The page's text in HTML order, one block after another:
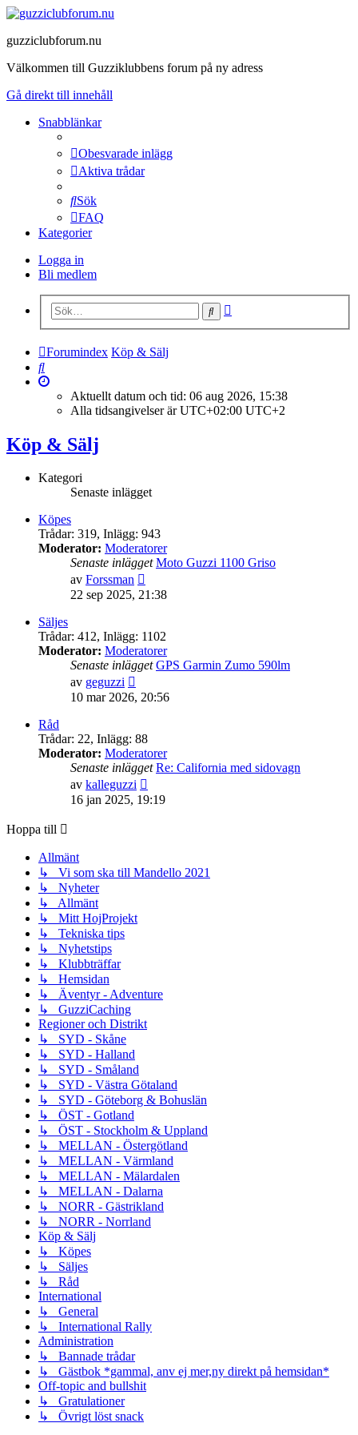
guzziclubforum.nu
Välkommen till Guzziklubbens forum på ny adress
Gå direkt till innehåll
Snabblänkar
Obesvarade inlägg
Aktiva trådar
Sök
FAQ
Kategorier
Logga in
Bli medlem
Sök
Forumindex Köp & Sälj
Sök
Aktuellt datum och tid: 06 aug 2026, 15:38
Alla tidsangivelser är UTC+02:00 UTC+2
Köp & Sälj
Kategori
Senaste inlägget
Köpes
Trådar: 319, Inlägg: 943
Moderator: Moderatorer
Senaste inlägget Moto Guzzi 1100 Griso
av Forssman
till
inlägget
22 sep 2025, 21:38
Säljes
Trådar: 412, Inlägg: 1102
Moderator: Moderatorer
Senaste inlägget GPS Garmin Zumo 590lm
av geguzzi
till
det
inlägget
10 mar 2026, 20:56
Råd
Trådar: 22, Inlägg: 88
Moderator: Moderatorer
Senaste inlägget Re: California med sidovagn
av kalleguzzi
till
16 jan 2025, 19:19
Hoppa till
Allmänt
↳ Vi som ska till Mandello 2021
↳ Nyheter
↳ Allmänt
↳ Mitt HojProjekt
↳ Tekniska tips
↳ Nyhetstips
↳ Klubbträffar
↳ Hemsidan
↳ Äventyr - Adventure
↳ GuzziCaching
Regioner och Distrikt
↳ SYD - Skåne
↳ SYD - Halland
↳ SYD - Småland
↳ SYD - Västra Götaland
↳ SYD - Göteborg & Bohuslän
↳ ÖST - Gotland
↳ ÖST - Stockholm & Uppland
↳ MELLAN - Östergötland
↳ MELLAN - Värmland
↳ MELLAN - Mälardalen
↳ MELLAN - Dalarna
↳ NORR - Gästrikland
↳ NORR - Norrland
Köp & Sälj
↳ Köpes
↳ Säljes
↳ Råd
International
↳ General
↳ International Rally
Administration
↳ Bannade trådar
↳ Gästbok *gammal, anv ej mer,ny direkt på hemsidan*
Off-topic and bullshit
↳ Gratulationer
↳ Övrigt löst snack